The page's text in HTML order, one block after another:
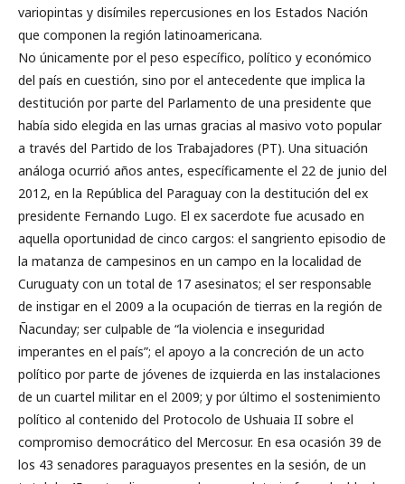
variopintas y disímiles repercusiones en los Estados Nación
que componen la región latinoamericana.
No únicamente por el peso específico, político y económico
del país en cuestión, sino por el antecedente que implica la
destitución por parte del Parlamento de una presidente que
había sido elegida en las urnas gracias al masivo voto popular
a través del Partido de los Trabajadores (PT). Una situación
análoga ocurrió años antes, específicamente el 22 de junio del
2012, en la República del Paraguay con la destitución del ex
presidente Fernando Lugo. El ex sacerdote fue acusado en
aquella oportunidad de cinco cargos: el sangriento episodio de
la matanza de campesinos en un campo en la localidad de
Curuguaty con un total de 17 asesinatos; el ser responsable
de instigar en el 2009 a la ocupación de tierras en la región de
Ñacunday; ser culpable de “la violencia e inseguridad
imperantes en el país”; el apoyo a la concreción de un acto
político por parte de jóvenes de izquierda en las instalaciones
de un cuartel militar en el 2009; y por último el sostenimiento
político al contenido del Protocolo de Ushuaia II sobre el
compromiso democrático del Mercosur. En esa ocasión 39 de
los 43 senadores paraguayos presentes en la sesión, de un